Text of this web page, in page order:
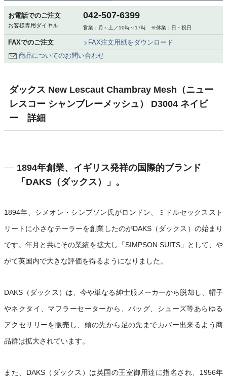
お電話でのご注文
お客様専用ダイヤル
042-507-6399
営業：月～土／10時～17時 ※休業：日・祝日
FAXでのご注文
FAX注文用紙をダウンロード
商品についてのお問い合わせ
ダックス New Lescaut Chambray Mesh（ニュー
レスコー シャンブレーメッシュ） D3004 ネイビ
ー 詳細
1894年創業、イギリス発祥の国際的ブランド
「DAKS（ダックス）」。
1894年、シメオン・シンプソン氏がロンドン、ミドルセックススト
リートに小さなテーラーを創業したのがDAKS（ダックス）の始まり
です。年月と共にその業績を拡大し「SIMPSON SUITS」として、や
がて英国内で大きな評価を得るようになりました。
DAKS（ダックス）は、今や単なる紳士服メーカーから脱却し、帽子
やネクタイ、マフラーセーターから、バッグ、シューズ等あらゆる
アクセサリーを販売し、頭の先から足の先までカバー出来るよう商
品群は拡大されています。
また、DAKS（ダックス）は英国の王室御用達に指名され、1956年